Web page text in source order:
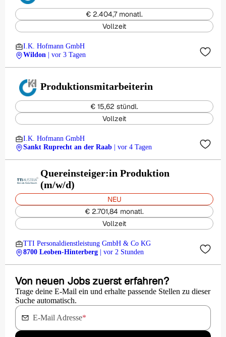
€ 2.404,7 monatl.
Vollzeit
I.K. Hofmann GmbH
Wildon
| vor 3 Tagen
Produktionsmitarbeiterin
€ 15,62 stündl.
Vollzeit
I.K. Hofmann GmbH
Sankt Ruprecht an der Raab
| vor 4 Tagen
Quereinsteiger:in Produktion
(m/w/d)
NEU
€ 2.701,84 monatl.
Vollzeit
TTI Personaldienstleistung GmbH & Co KG
8700 Leoben-Hinterberg
| vor 2 Stunden
Von neuen Jobs zuerst erfahren?
Trage deine E-Mail ein und erhalte passende Stellen zu dieser
Suche automatisch.
E-Mail Adresse*